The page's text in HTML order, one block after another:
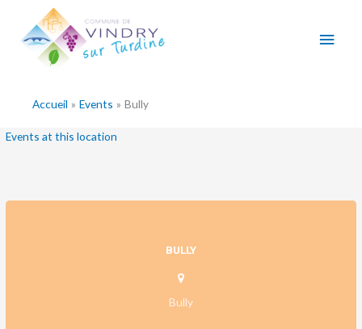
contenu
Accueil Events Bully
Events at this location
BULLY
Bully